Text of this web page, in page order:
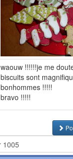
waouw !!!!!!je me
biscuits sont
bonhommes !!!!!
bravo !!!!!